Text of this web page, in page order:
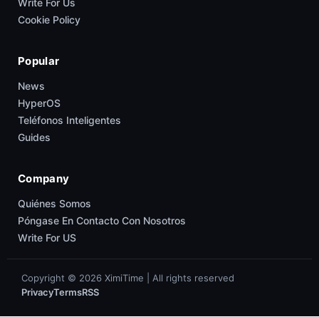
Cookie Policy
Popular
News
HyperOS
Teléfonos Inteligentes
Guides
Company
Quiénes Somos
Póngase En Contacto Con Nosotros
Write For US
Copyright © 2026 XimiTime | All rights reserved
PrivacyTermsRSS